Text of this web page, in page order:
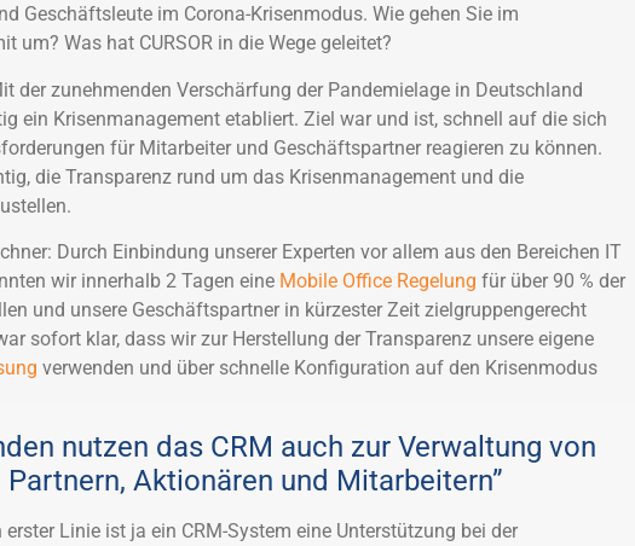
Geschäftsleute im Corona-Krisenmodus. Wie gehen Sie im
um? Was hat CURSOR in die Wege geleitet?
der zunehmenden Verschärfung der Pandemielage in Deutschland
ein Krisenmanagement etabliert. Ziel war und ist, schnell auf die sich
für Mitarbeiter und Geschäftspartner reagieren zu können.
die Transparenz rund um das Krisenmanagement und die
Durch Einbindung unserer Experten vor allem aus den Bereichen IT
wir innerhalb 2 Tagen eine Mobile Office Regelung für über 90 % der
und unsere Geschäftspartner in kürzester Zeit zielgruppengerecht
sofort klar, dass wir zur Herstellung der Transparenz unsere eigene
verwenden und über schnelle Konfiguration auf den Krisenmodus
nutzen das CRM auch zur Verwaltung von
Partnern, Aktionären und Mitarbeitern”
erster Linie ist ja ein CRM-System eine Unterstützung bei der